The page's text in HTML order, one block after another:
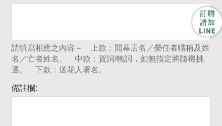
請填寫相應之內容－ 上款：開幕店名／榮任者職稱及姓
名／亡者姓名。 中款：賀詞/輓詞，如無指定將隨機挑
選。 下款：送花人署名。
備註欄: